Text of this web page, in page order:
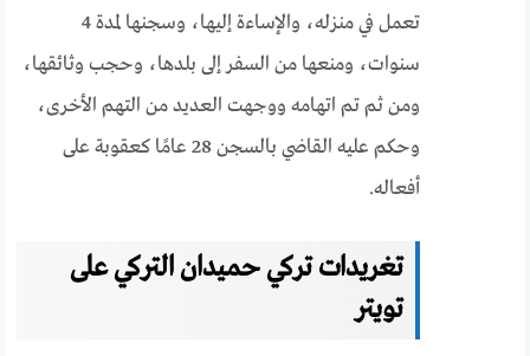
تعمل في منزله، والإساءة إليها، وسجنها لمدة 4
سنوات، ومنعها من السفر إلى بلدها، وحجب وثائقها،
ومن ثم تم اتهامه ووجهت العديد من التهم الأخرى،
وحكم عليه القاضي بالسجن 28 عامًا كعقوبة على
أفعاله.
تغريدات تركي حميدان التركي على
تويتر